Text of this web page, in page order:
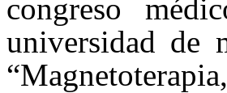
congreso
universidad de